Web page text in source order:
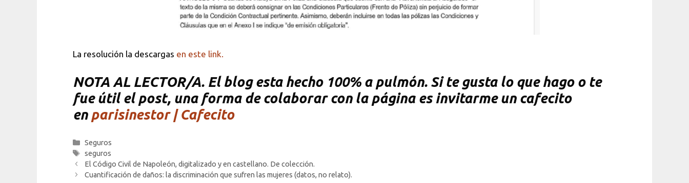
La resolución la descargas en este link.
NOTA AL LECTOR/A. El blog esta hecho 100% a pulmón. Si te gusta lo que hago o te
fue útil el post, una forma de colaborar con la página es invitarme un cafecito
en parisinestor | Cafecito
Categorías
Seguros
Etiquetas
seguros
El Código Civil de Napoleón, digitalizado y en castellano. De colección.
Cuantificación de daños: la discriminación que sufren las mujeres (datos, no relato).